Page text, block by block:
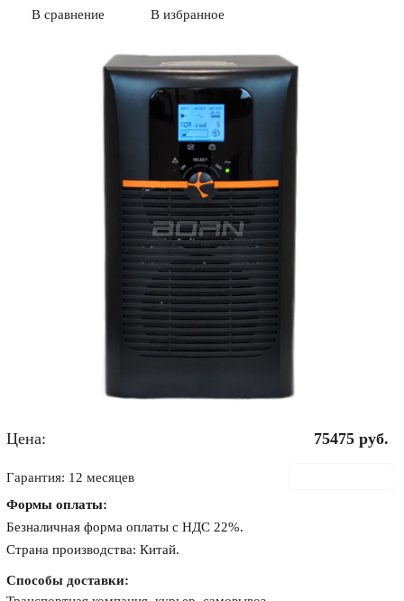
В сравнение
В избранное
Цена: 75475 руб.
Гарантия: 12 месяцев
Формы оплаты:
Безналичная форма оплаты с НДС 22%.
Страна производства: Китай.
Способы доставки: